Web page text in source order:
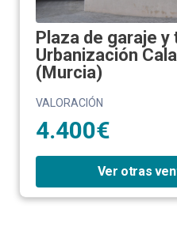
Plaza de garaje
Urbanización
(Murcia)
VALORACIÓN
4.400€
Ver otras